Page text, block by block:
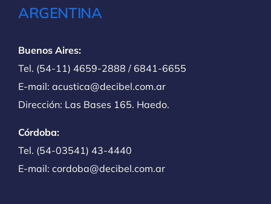
ARGENTINA
Buenos Aires:
Tel. (54-11) 4659-2888 / 6841-6655
E-mail: acustica@decibel.com.ar
Dirección: Las Bases 165. Haedo.
Córdoba:
Tel. (54-03541) 43-4440
E-mail: cordoba@decibel.com.ar